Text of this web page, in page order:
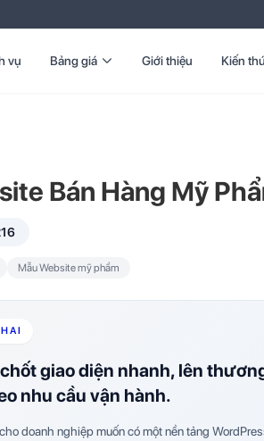
vụ Bảng giá Giới thiệu Kiến
Bán Hàng Mỹ
Mẫu Website mỹ phẩm
giao diện nhanh, lên
nhu cầu vận hành.
doanh nghiệp muốn có một nền tảng